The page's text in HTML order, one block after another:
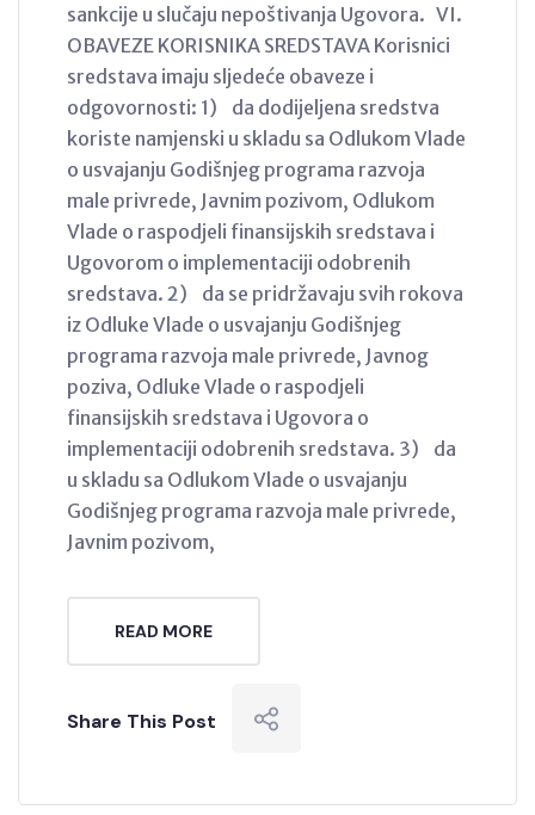
sankcije u slučaju nepoštivanja Ugovora. VI.
OBAVEZE KORISNIKA SREDSTAVA Korisnici
sredstava imaju sljedeće obaveze i
odgovornosti: 1) da dodijeljena sredstva
koriste namjenski u skladu sa Odlukom Vlade
o usvajanju Godišnjeg programa razvoja
male privrede, Javnim pozivom, Odlukom
Vlade o raspodjeli finansijskih sredstava i
Ugovorom o implementaciji odobrenih
sredstava. 2) da se pridržavaju svih rokova
iz Odluke Vlade o usvajanju Godišnjeg
programa razvoja male privrede, Javnog
poziva, Odluke Vlade o raspodjeli
finansijskih sredstava i Ugovora o
implementaciji odobrenih sredstava. 3) da
u skladu sa Odlukom Vlade o usvajanju
Godišnjeg programa razvoja male privrede,
Javnim pozivom,
READ MORE
Share This Post